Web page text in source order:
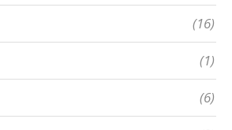
(16)
(1)
(6)